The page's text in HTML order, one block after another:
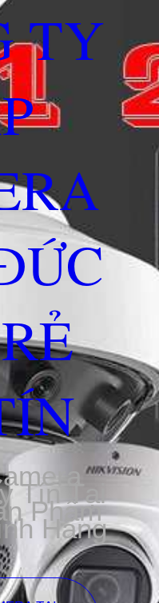
TY
Tín Tại
Phẩm
Hãng